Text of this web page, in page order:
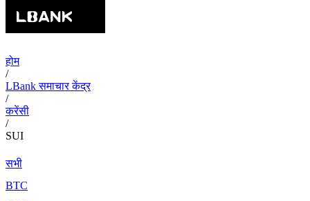
होम
/
LBank समाचार केंद्र
/
करेंसी
/
SUI
सभी
BTC